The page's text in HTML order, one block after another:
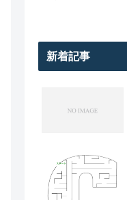
新着記事